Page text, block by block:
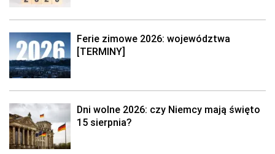
Ferie zimowe 2026: województwa
[TERMINY]
Dni wolne 2026: czy Niemcy mają święto
15 sierpnia?